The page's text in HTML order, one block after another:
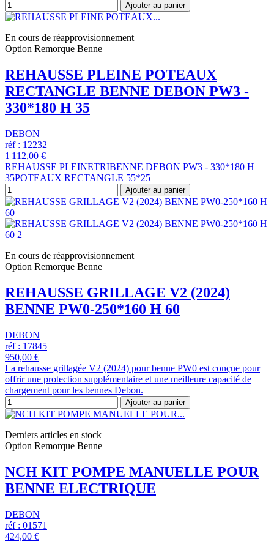
Ajouter au panier
En cours de réapprovisionnement
Option Remorque Benne
REHAUSSE PLEINE POTEAUX
RECTANGLE BENNE DEBON PW3 -
330*180 H 35
DEBON
réf : 12232
1 112,00 €
REHAUSSE PLEINETRIBENNE DEBON PW3 - 330*180 H
35POTEAUX RECTANGLE 55*25
Ajouter au panier
En cours de réapprovisionnement
Option Remorque Benne
REHAUSSE GRILLAGE V2 (2024)
BENNE PW0-250*160 H 60
DEBON
réf : 17845
950,00 €
La rehausse grillagée V2 (2024) pour benne PW0 est conçue pour
offrir une protection supplémentaire et une meilleure capacité de
chargement pour les bennes Debon.
Ajouter au panier
Derniers articles en stock
Option Remorque Benne
NCH KIT POMPE MANUELLE POUR
BENNE ELECTRIQUE
DEBON
réf : 01571
424,00 €